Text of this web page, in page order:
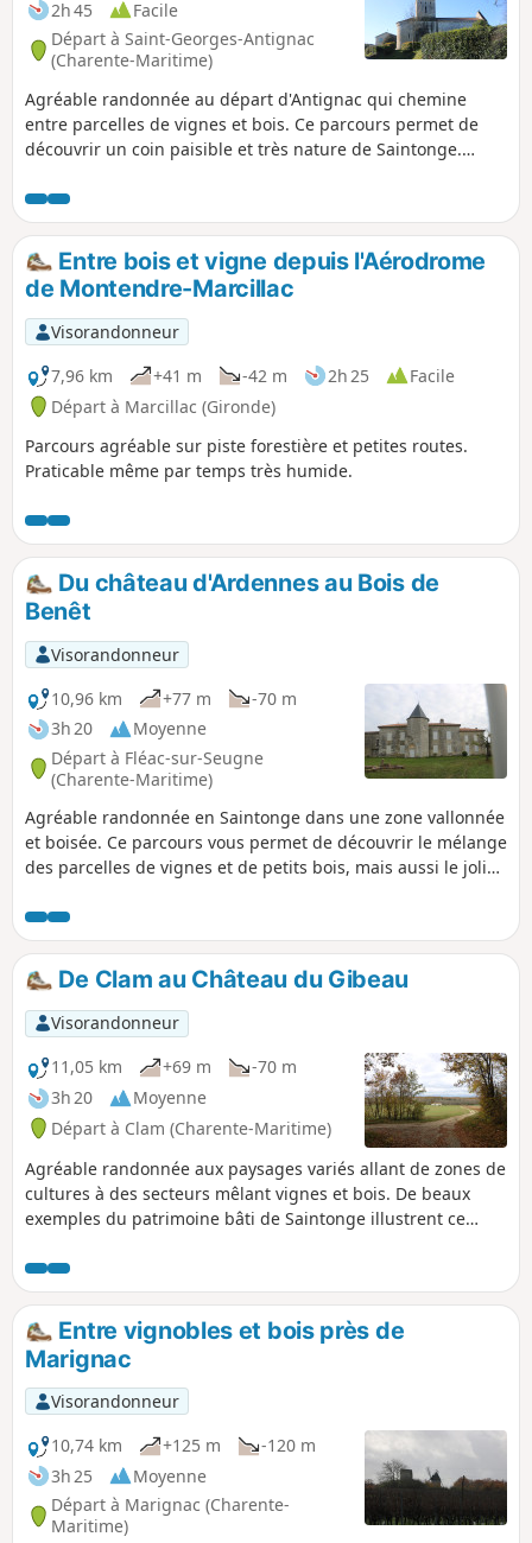
2h 45
Facile
Départ à Saint-Georges-Antignac
(Charente-Maritime)
Agréable randonnée au départ d'Antignac qui chemine
entre parcelles de vignes et bois. Ce parcours permet de
découvrir un coin paisible et très nature de Saintonge.
chevreuils par exemple en bordure de bois.
Entre bois et vigne depuis l'Aérodrome
de Montendre-Marcillac
Visorandonneur
7,96 km
+41 m -42 m 2h 25
Facile
Départ à Marcillac (Gironde)
Parcours agréable sur piste forestière et petites routes.
Praticable même par temps très humide.
Du château d'Ardennes au Bois de
Benêt
Visorandonneur
10,96 km
+77 m
-70 m
3h 20
Moyenne
Départ à Fléac-sur-Seugne
(Charente-Maritime)
Agréable randonnée en Saintonge dans une zone vallonnée
et boisée. Ce parcours vous permet de découvrir le mélange
des parcelles de vignes et de petits bois, mais aussi le joli
bâtiments traditionnels.
De Clam au Château du Gibeau
Visorandonneur
11,05 km
+69 m
-70 m
3h 20
Moyenne
Départ à Clam (Charente-Maritime)
Agréable randonnée aux paysages variés allant de zones de
cultures à des secteurs mêlant vignes et bois. De beaux
exemples du patrimoine bâti de Saintonge illustrent ce
Gibeau et des églises. La moitié du parcours permet de
découvrir une portion du GR®360 ou GRP® de Saintonge.
Entre vignobles et bois près de
Marignac
Visorandonneur
10,74 km
+125 m
-120 m
3h 25
Moyenne
Départ à Marignac (Charente-
Maritime)